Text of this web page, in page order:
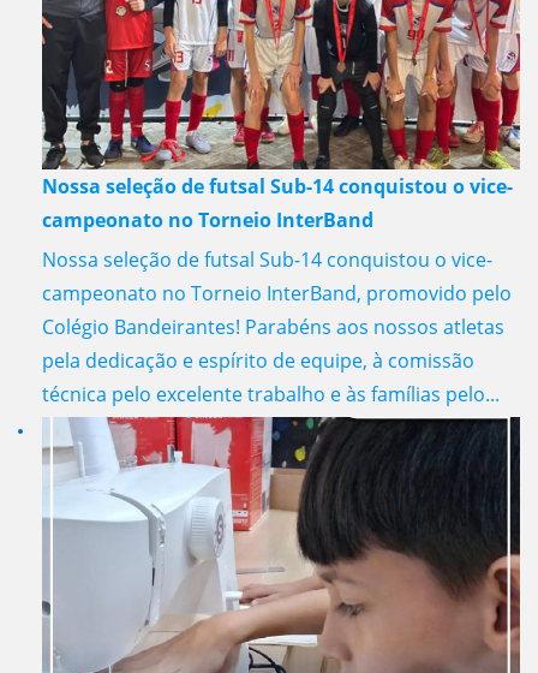
Nossa seleção de futsal Sub-14 conquistou o vice-
campeonato no Torneio InterBand
Nossa seleção de futsal Sub-14 conquistou o vice-
campeonato no Torneio InterBand, promovido pelo
Colégio Bandeirantes! Parabéns aos nossos atletas
pela dedicação e espírito de equipe, à comissão
técnica pelo excelente trabalho e às famílias pelo...